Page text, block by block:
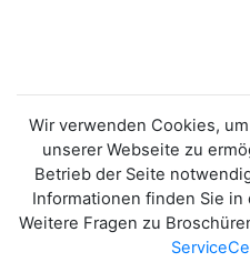
Wir verwenden Cookies,
unserer Webseite zu
Betrieb der Seite
Informationen finden Sie
Weitere Fragen zu